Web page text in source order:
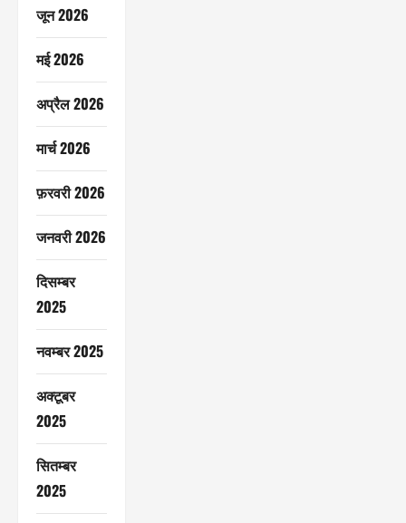
जून 2026
मई 2026
अप्रैल 2026
मार्च 2026
फ़रवरी 2026
जनवरी 2026
दिसम्बर
2025
नवम्बर 2025
अक्टूबर
2025
सितम्बर
2025